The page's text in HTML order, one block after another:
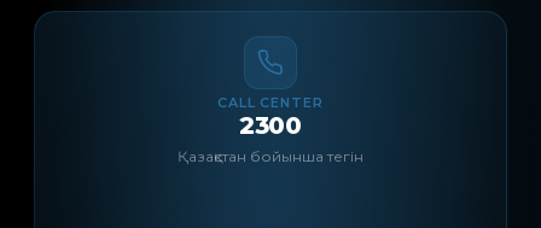
CALL CENTER
2300
Қазақстан бойынша тегін